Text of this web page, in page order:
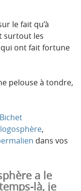
le fait qu’à
surtout les
ont fait fortune
pelouse à tondre,
,
dans vos
a le
là, je